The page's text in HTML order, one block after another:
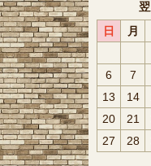
日
月
6
7
13
14
20
21
27
28